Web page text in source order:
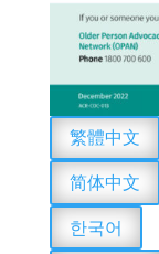
繁體中文
简体中文
한국어